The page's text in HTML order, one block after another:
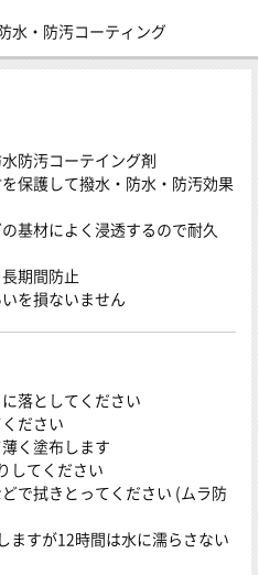
水・防汚コーティング
防汚コーテイング剤
保護して撥水・防水・防汚効果
基材によく浸透するので耐久
期間防止
を損ないません
落としてください
ださい
く塗布します
してください
で拭きとってください (ムラ防
すが12時間は水に濡らさない